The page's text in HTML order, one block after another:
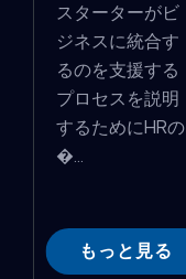
スターターがビ
ジネスに統合す
るのを支援する
プロセスを説明
するためにHRの
�...
もっと見る